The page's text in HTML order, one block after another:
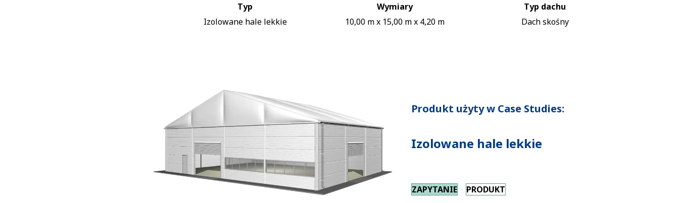
Typ
Izolowane hale lekkie
Wymiary
10,00 m x 15,00 m x 4,20 m
Typ dachu
Dach skośny
Produkt użyty w Case Studies:
Izolowane hale lekkie
ZAPYTANIE PRODUKT